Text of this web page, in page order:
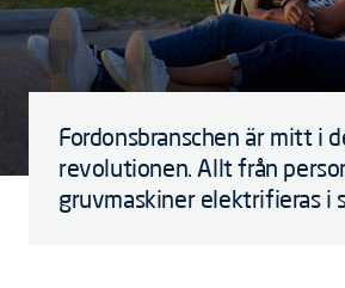
Fordonsbranschen är mitt i
revolutionen. Allt från
gruvmaskiner elektrifieras i